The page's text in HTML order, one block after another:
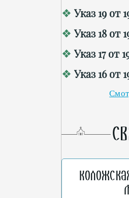
Указ 19 от
Указ 18 от
Указ 17 от
Указ 16 от